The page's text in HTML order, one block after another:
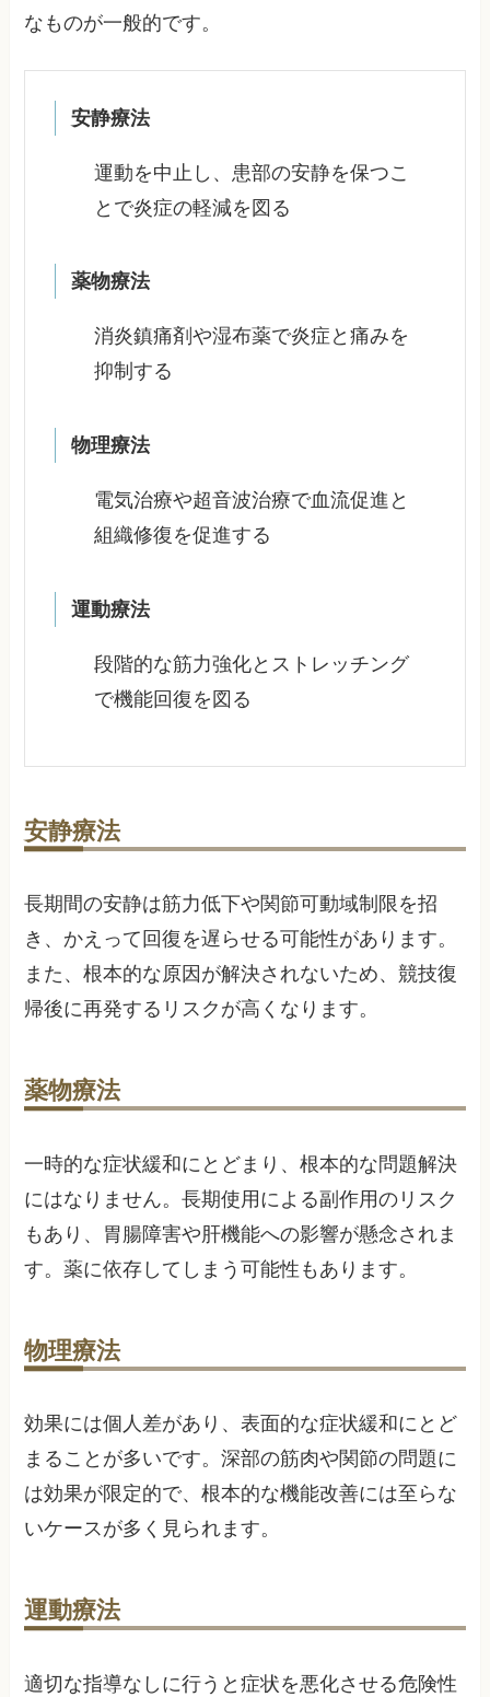
なものが一般的です。
安静療法
運動を中止し、患部の安静を保つこ
とで炎症の軽減を図る
薬物療法
消炎鎮痛剤や湿布薬で炎症と痛みを
抑制する
物理療法
電気治療や超音波治療で血流促進と
組織修復を促進する
運動療法
段階的な筋力強化とストレッチング
で機能回復を図る
安静療法
長期間の安静は筋力低下や関節可動域制限を招
き、かえって回復を遅らせる可能性があります。
また、根本的な原因が解決されないため、競技復
帰後に再発するリスクが高くなります。
薬物療法
一時的な症状緩和にとどまり、根本的な問題解決
にはなりません。長期使用による副作用のリスク
もあり、胃腸障害や肝機能への影響が懸念されま
す。薬に依存してしまう可能性もあります。
物理療法
効果には個人差があり、表面的な症状緩和にとど
まることが多いです。深部の筋肉や関節の問題に
は効果が限定的で、根本的な機能改善には至らな
いケースが多く見られます。
運動療法
適切な指導なしに行うと症状を悪化させる危険性